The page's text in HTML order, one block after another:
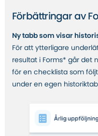
Förbättringar av
Ny tabb som visar
För att ytterligare
resultat i Forms* går det
för en checklista som
under en egen